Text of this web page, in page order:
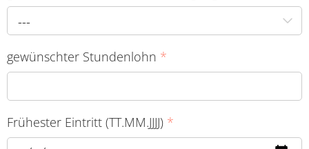
---
gewünschter Stundenlohn *
Frühester Eintritt (TT.MM.JJJJ) *